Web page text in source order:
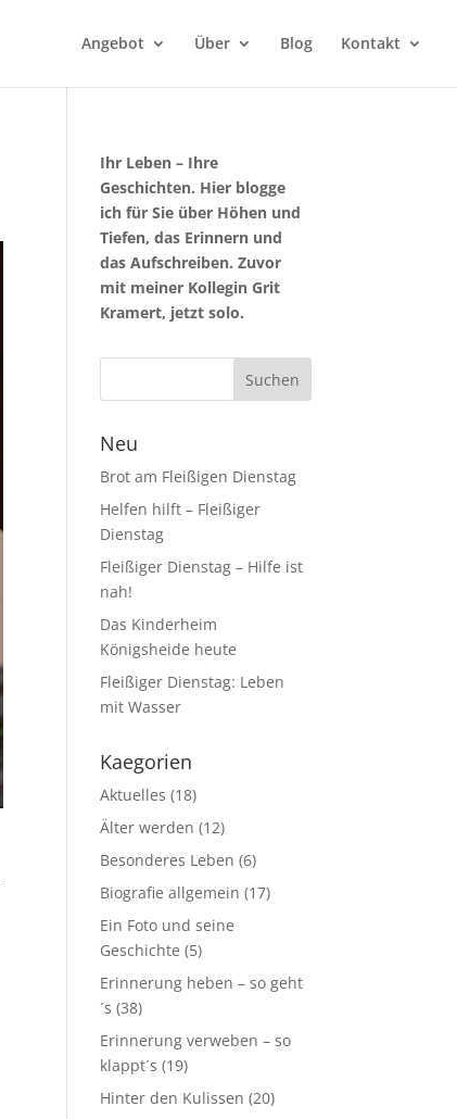
Angebot Über Blog Kontakt
Ihr Leben – Ihre
Geschichten. Hier blogge
ich für Sie über Höhen und
Tiefen, das Erinnern und
das Aufschreiben. Zuvor
mit meiner Kollegin Grit
Kramert, jetzt solo.
Neu
Brot am Fleißigen Dienstag
Helfen hilft – Fleißiger
Dienstag
Fleißiger Dienstag – Hilfe ist
nah!
Das Kinderheim
Königsheide heute
Fleißiger Dienstag: Leben
mit Wasser
Kaegorien
Aktuelles (18)
Älter werden (12)
Besonderes Leben (6)
Biografie allgemein (17)
Ein Foto und seine
Geschichte (5)
Erinnerung heben – so geht
´s (38)
Erinnerung verweben – so
klappt´s (19)
Hinter den Kulissen (20)